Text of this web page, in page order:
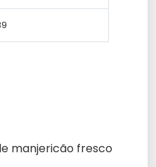
manjericão fresco